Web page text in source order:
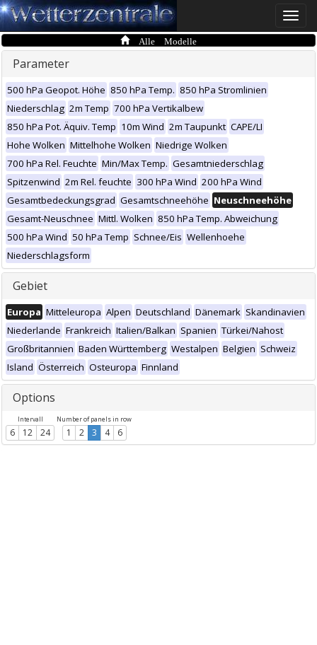
Toggle
Alle Modelle
Parameter
500 hPa Geopot. Höhe 850 hPa Temp. 850 hPa Stromlinien
Niederschlag 2m Temp 700 hPa Vertikalbew
850 hPa Pot. Äquiv. Temp 10m Wind 2m Taupunkt CAPE/LI
Hohe Wolken Mittelhohe Wolken Niedrige Wolken
700 hPa Rel. Feuchte Min/Max Temp. Gesamtniederschlag
Spitzenwind 2m Rel. feuchte 300 hPa Wind 200 hPa Wind
Gesamtbedeckungsgrad Gesamtschneehöhe Neuschneehöhe
Gesamt-Neuschnee Mittl. Wolken 850 hPa Temp. Abweichung
500 hPa Wind 50 hPa Temp Schnee/Eis Wellenhoehe
Niederschlagsform
Gebiet
Europa Mitteleuropa Alpen Deutschland Dänemark Skandinavien
Niederlande Frankreich Italien/Balkan Spanien Türkei/Nahost
Großbritannien Baden Württemberg Westalpen Belgien Schweiz
Island Österreich Osteuropa Finnland
Options
Intervall
6 12 24
Number of panels in row
1 2 3 4 6